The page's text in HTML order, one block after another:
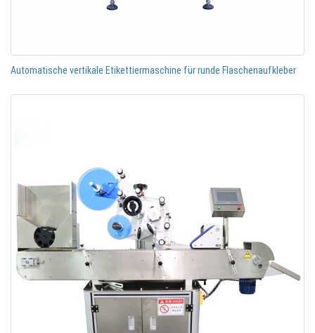
Automatische vertikale Etikettiermaschine für runde Flaschenaufkleber